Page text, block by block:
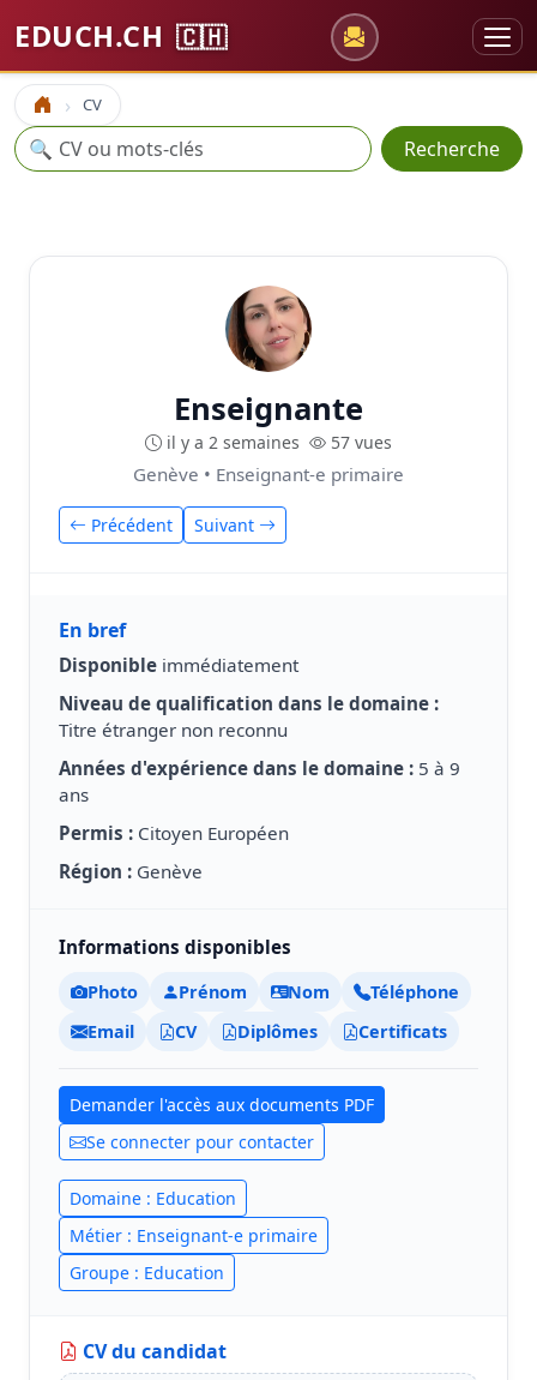
EDUCH.CH 🇨🇭
Accueil CV
Recherche
🔍 Recherche
Enseignante
il y a 2 semaines 57 vues
Genève • Enseignant-e primaire
Précédent Suivant
En bref
Disponible immédiatement
Niveau de qualification dans le domaine :
Titre étranger non reconnu
Années d'expérience dans le domaine : 5 à 9
ans
Permis : Citoyen Européen
Région : Genève
Informations disponibles
Photo Prénom Nom
Téléphone
Email
CV Diplômes Certificats
Demander l'accès aux documents PDF
Se connecter pour contacter
Domaine : Education
Métier : Enseignant-e primaire
Groupe : Education
CV du candidat